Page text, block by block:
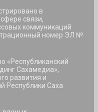
в
связи,
коммуникаций
номер ЭЛ №
«Республиканский
Сахамедиа»,
развития и
Республики Саха